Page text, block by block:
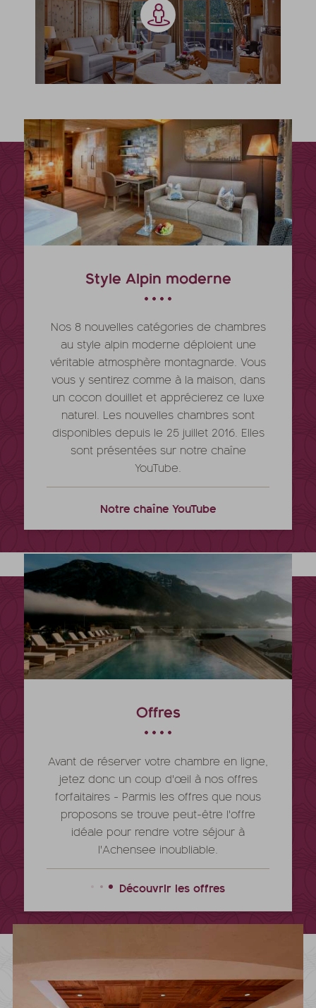
Style Alpin moderne
Nos 8 nouvelles catégories de chambres
au style alpin moderne déploient une
véritable atmosphère montagnarde. Vous
vous y sentirez comme à la maison, dans
un cocon douillet et apprécierez ce luxe
naturel. Les nouvelles chambres sont
disponibles depuis le 25 juillet 2016. Elles
sont présentées sur notre chaîne
YouTube.
Notre chaîne YouTube
Offres
Avant de réserver votre chambre en ligne,
jetez donc un coup d'œil à nos offres
forfaitaires - Parmis les offres que nous
proposons se trouve peut-être l'offre
idéale pour rendre votre séjour à
l'Achensee inoubliable.
Découvrir les offres